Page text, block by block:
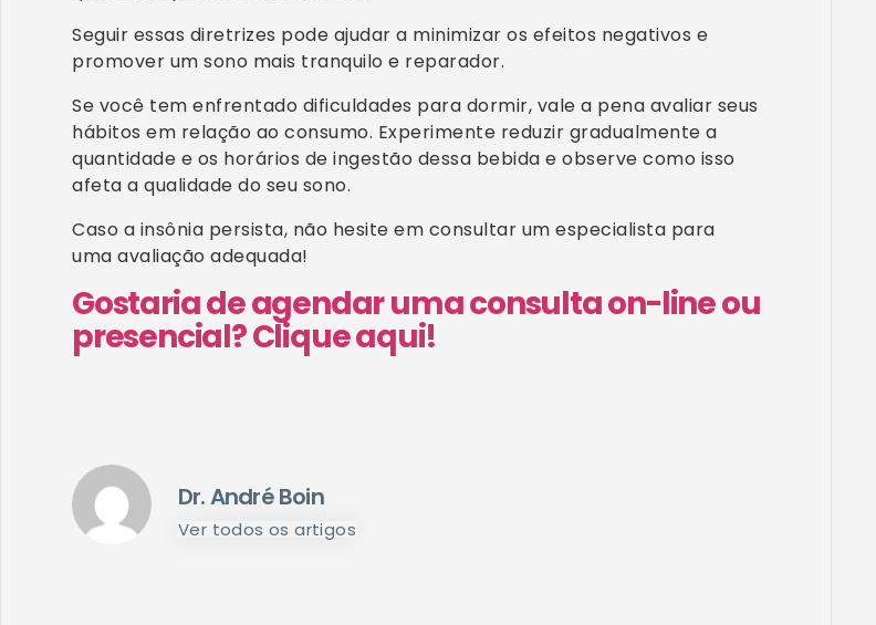
Seguir essas diretrizes pode ajudar a minimizar os efeitos negativos e
promover um sono mais tranquilo e reparador.
Se você tem enfrentado dificuldades para dormir, vale a pena avaliar seus
hábitos em relação ao consumo. Experimente reduzir gradualmente a
quantidade e os horários de ingestão dessa bebida e observe como isso
afeta a qualidade do seu sono.
Caso a insônia persista, não hesite em consultar um especialista para
uma avaliação adequada!
Gostaria de agendar uma consulta on-line ou
presencial? Clique aqui!
Dr. André Boin
Ver todos os artigos